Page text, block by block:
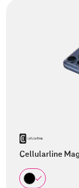
Cellularline